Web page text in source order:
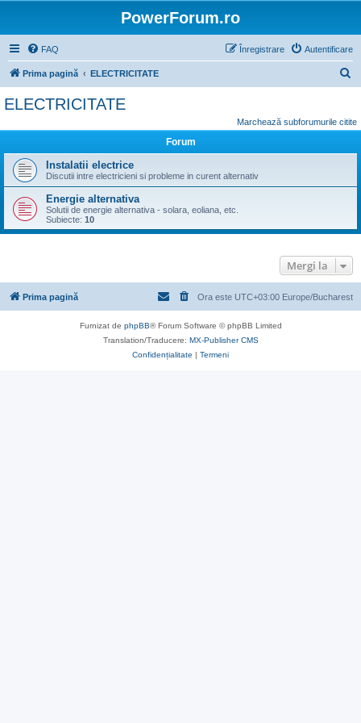
PowerForum.ro
FAQ Autentificare
Înregistrare
Prima pagină ELECTRICITATE
t
e
ELECTRICITATE
Marchează subforumurile citite
Forum
Instalatii electrice
Discutii intre electricieni si probleme in curent alternativ
Energie alternativa
Solutii de energie alternativa - solara, eoliana, etc.
Subiecte: 10
Mergi la
Prima pagină Ora este UTC+03:00 Europe/Bucharest
Furnizat de phpBB® Forum Software © phpBB Limited
Translation/Traducere: MX-Publisher CMS
Confidențialitate | Termeni